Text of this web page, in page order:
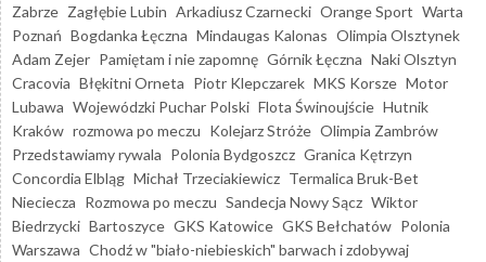
Zabrze Zagłębie Lubin Arkadiusz Czarnecki Orange Sport Warta
Poznań Bogdanka Łęczna Mindaugas Kalonas Olimpia Olsztynek
Adam Zejer Pamiętam i nie zapomnę Górnik Łęczna Naki Olsztyn
Cracovia Błękitni Orneta Piotr Klepczarek MKS Korsze Motor
Lubawa Wojewódzki Puchar Polski Flota Świnoujście Hutnik
Kraków rozmowa po meczu Kolejarz Stróże Olimpia Zambrów
Przedstawiamy rywala Polonia Bydgoszcz Granica Kętrzyn
Concordia Elbląg Michał Trzeciakiewicz Termalica Bruk-Bet
Nieciecza Rozmowa po meczu Sandecja Nowy Sącz Wiktor
Biedrzycki Bartoszyce GKS Katowice GKS Bełchatów Polonia
Warszawa Chodź w "biało-niebieskich" barwach i zdobywaj